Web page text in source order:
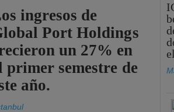
ingresos de
Port Holdings
un 27% en
primer semestre de
año.